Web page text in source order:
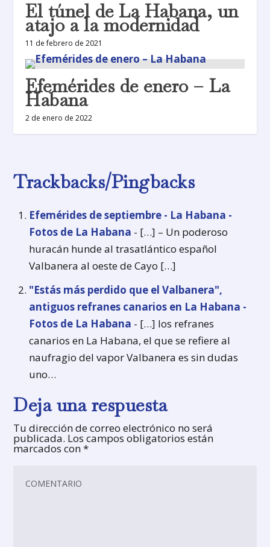
El túnel de La Habana, un
atajo a la modernidad
11 de febrero de 2021
Efemérides de enero – La
Habana
2 de enero de 2022
Trackbacks/Pingbacks
Efemérides de septiembre - La Habana -
Fotos de La Habana - […] – Un poderoso
huracán hunde al trasatlántico español
Valbanera al oeste de Cayo […]
"Estás más perdido que el Valbanera",
antiguos refranes canarios en La Habana -
Fotos de La Habana - […] los refranes
canarios en La Habana, el que se refiere al
naufragio del vapor Valbanera es sin dudas
uno…
Deja una respuesta
Tu dirección de correo electrónico no será
publicada. Los campos obligatorios están
marcados con*